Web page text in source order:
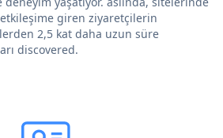
giren ziyaretçilerin
2,5 kat daha uzun süre
discovered.